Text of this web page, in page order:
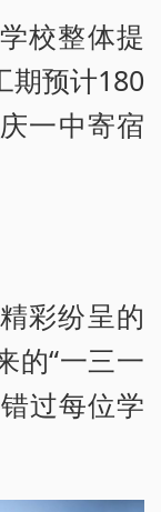
校整体提
期预计180
一中寄宿
彩纷呈的
的“一三一
过每位学